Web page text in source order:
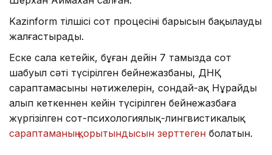
Kazinform тілшісі сот процесінің барысын бақылауды
жалғастырады.
Еске сала кетейік, бұған дейін 7 тамызда сот
шабуыл сәті түсірілген бейнежазбаны, ДНҚ
сараптамасының нәтижелерін, сондай-ақ Нұрайды
алып кеткеннен кейін түсірілген бейнежазбаға
жүргізілген сот-психологиялық-лингвистикалық
сараптаманың қорытындысын зерттеген болатын.